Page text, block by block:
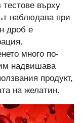
тестове върху
наблюдава при
дроб е
много по-
надвишава
продукт,
на желатин.